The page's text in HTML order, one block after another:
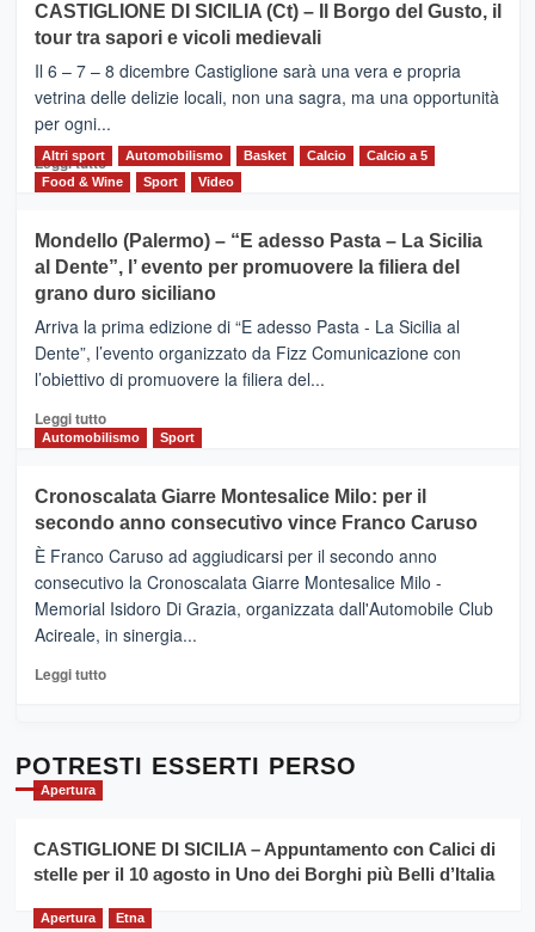
MOIO
ALCANTARA
–
Vivicittà,
alla
scoperta
del
territorio,
e
messaggi
di
CASTIGLIONE DI SICILIA (Ct) – Il Borgo del Gusto, il
tour tra sapori e vicoli medievali
Il 6 – 7 – 8 dicembre Castiglione sarà una vera e propria
vetrina delle delizie locali, non una sagra, ma una opportunità
per ogni...
Leggi tuttoLeggi
di
CASTIGLIONE
DI
SICILIA
(Ct)
–
Il
Borgo
Gusto,
il
tra
sapori
vicoli
medievali
Altri sport Automobilismo Basket Calcio
Calcio a 5
Food & Wine
Sport Video
Mondello (Palermo) – “E adesso Pasta – La Sicilia
al Dente”, l’ evento per promuovere la filiera del
grano duro siciliano
Arriva la prima edizione di “E adesso Pasta - La Sicilia al
Dente”, l’evento organizzato da Fizz Comunicazione con
l’obiettivo di promuovere la filiera del...
Leggi tuttoLeggi
di
Mondello
(Palermo)
–
“E
adesso
Pasta
–
Sicilia
l’
evento
la
filiera
grano
Automobilismo Sport
Cronoscalata Giarre Montesalice Milo: per il
secondo anno consecutivo vince Franco Caruso
È Franco Caruso ad aggiudicarsi per il secondo anno
consecutivo la Cronoscalata Giarre Montesalice Milo -
Memorial Isidoro Di Grazia, organizzata dall'Automobile Club
Acireale, in sinergia...
Leggi tuttoLeggi
Cronoscalata
per
il
anno
POTRESTI ESSERTI PERSO
Apertura
CASTIGLIONE DI SICILIA – Appuntamento con Calici di
stelle per il 10 agosto in Uno dei Borghi più Belli d’Italia
Apertura Etna